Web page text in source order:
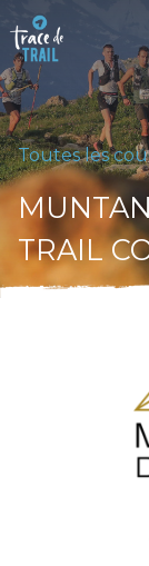
Toutes les
TRAIL